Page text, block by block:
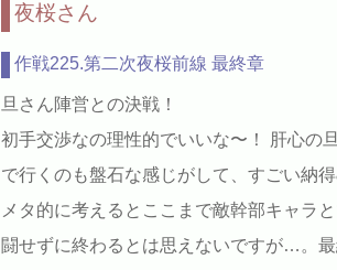
夜桜さん
作戦225.第二次夜桜前線 最終章
旦さん陣営との決戦！
初手交渉なの理性的でいいな〜！ 肝心の
で行くのも盤石な感じがして、すごい納得
メタ的に考えるとここまで敵幹部キャラ
闘せずに終わるとは思えないですが…。